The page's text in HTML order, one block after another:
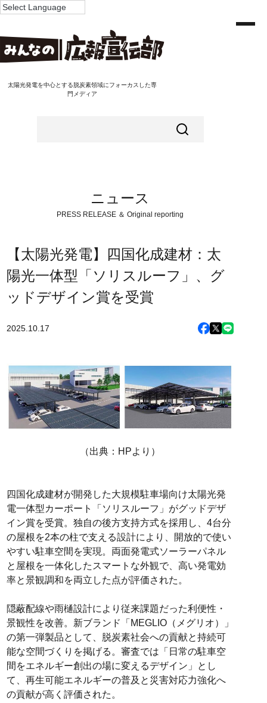
太陽光発電を中心とする脱炭素領域にフォーカスした専
門メディア
ニュース
PRESS RELEASE ＆ Original reporting
【太陽光発電】四国化成建材：太
陽光一体型「ソリスルーフ」、グ
ッドデザイン賞を受賞
2025.10.17
（出典：HPより）
四国化成建材が開発した大規模駐車場向け太陽光発
電一体型カーポート「ソリスルーフ」がグッドデザ
イン賞を受賞。独自の後方支持方式を採用し、4台分
の屋根を2本の柱で支える設計により、開放的で使い
やすい駐車空間を実現。両面発電式ソーラーパネル
と屋根を一体化したスマートな外観で、高い発電効
率と景観調和を両立した点が評価された。
隠蔽配線や雨樋設計により従来課題だった利便性・
景観性を改善。新ブランド「MEGLIO（メグリオ）」
の第一弾製品として、脱炭素社会への貢献と持続可
能な空間づくりを掲げる。審査では「日常の駐車空
間をエネルギー創出の場に変えるデザイン」とし
て、再生可能エネルギーの普及と災害対応力強化へ
の貢献が高く評価された。